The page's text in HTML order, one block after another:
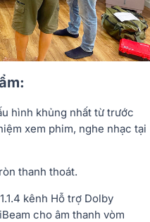
hình khủng nhất từ trước
xem phim, nghe nhạc tại
thanh thoát.
kênh Hỗ trợ Dolby
cho âm thanh vòm